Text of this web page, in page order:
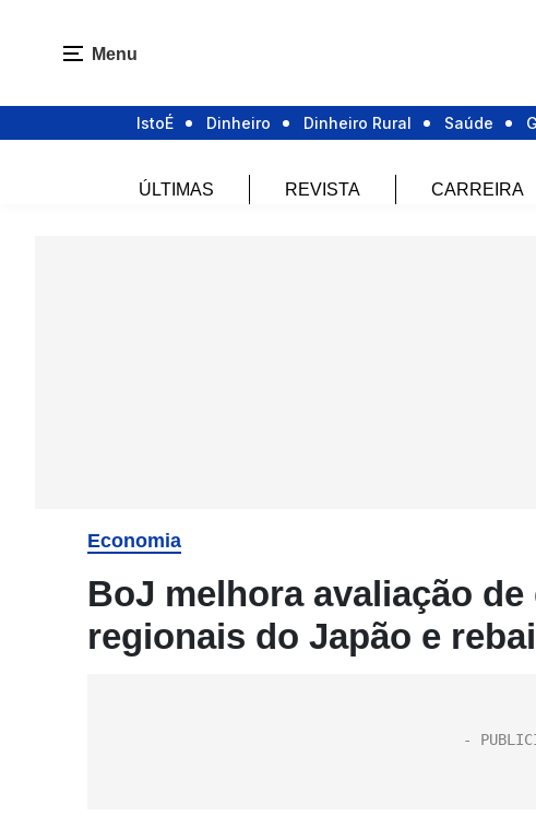
Menu
IstoÉ Dinheiro Dinheiro Rural Saúde
ÚLTIMAS REVISTA CARREIRA
Economia
BoJ melhora avaliação
regionais do Japão e